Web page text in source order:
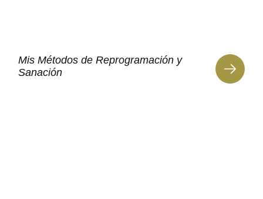
Mis Métodos de Reprogramación y
Sanación